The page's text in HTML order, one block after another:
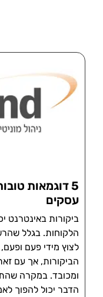
5 דוגמאות
עסקים
ביקורות באינטרנט
הלקוחות. בגלל
לצוץ מידי פעם
הביקורות, אך עם
ומכובד. במקרה
הדבר יכול להפוך